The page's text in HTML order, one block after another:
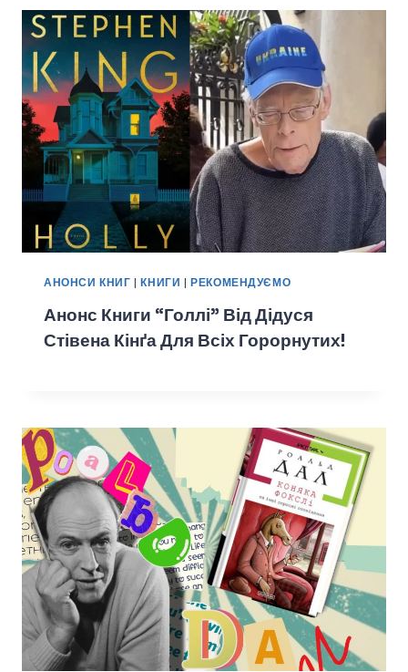
АНОНСИ КНИГ |КНИГИ |РЕКОМЕНДУЄМО
Анонс Книги “Голлі” Від Дідуся
Стівена Кінґа Для Всіх Горорнутих!